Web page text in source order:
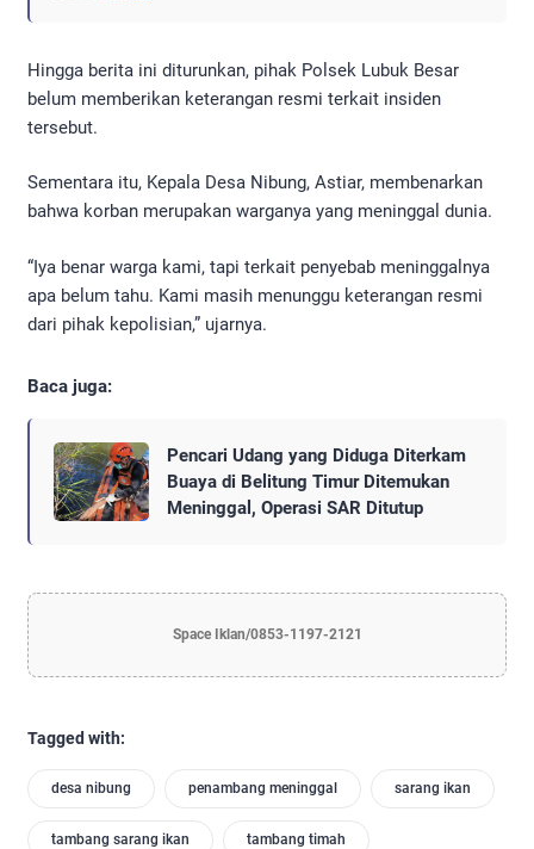
Hingga berita ini diturunkan, pihak Polsek Lubuk Besar
belum memberikan keterangan resmi terkait insiden
tersebut.
Sementara itu, Kepala Desa Nibung, Astiar, membenarkan
bahwa korban merupakan warganya yang meninggal dunia.
“Iya benar warga kami, tapi terkait penyebab meninggalnya
apa belum tahu. Kami masih menunggu keterangan resmi
dari pihak kepolisian,” ujarnya.
Baca juga:
Pencari Udang yang Diduga Diterkam
Buaya di Belitung Timur Ditemukan
Meninggal, Operasi SAR Ditutup
Space Iklan/0853-1197-2121
Tagged with:
desa nibung penambang meninggal sarang ikan
tambang sarang ikan tambang timah